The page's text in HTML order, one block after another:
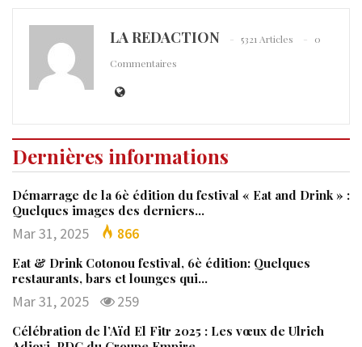
LA REDACTION 5321 Articles
0
Commentaires
Dernières informations
Démarrage de la 6è édition du festival « Eat and Drink » :
Quelques images des derniers…
Mar 31, 2025 866
Eat & Drink Cotonou festival, 6è édition: Quelques
restaurants, bars et lounges qui…
Mar 31, 2025 259
Célébration de l’Aïd El Fitr 2025 : Les vœux de Ulrich